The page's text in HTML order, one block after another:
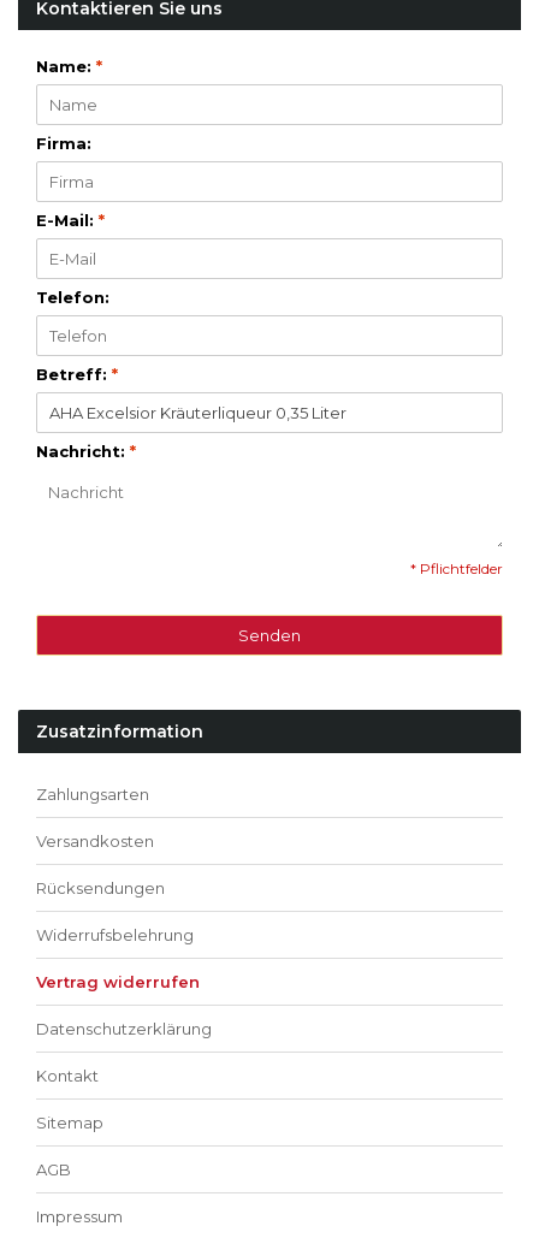
Kontaktieren Sie uns
Name: *
Firma:
E-Mail: *
Telefon:
Betreff: *
Nachricht: *
* Pflichtfelder
Senden
Zusatzinformation
Zahlungsarten
Versandkosten
Rücksendungen
Widerrufsbelehrung
Vertrag widerrufen
Datenschutzerklärung
Kontakt
Sitemap
AGB
Impressum